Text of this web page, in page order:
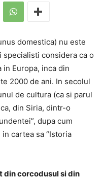
domestica) nu este
specialisti considera ca o
Europa, inca din
2000 de ani. In secolul
de cultura (ca si parul
din Siria, dintr-o
dupa cum
cartea sa “Istoria
din corcodusul si din